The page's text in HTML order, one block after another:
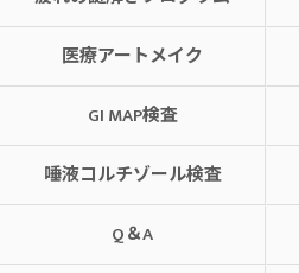
医療アートメイク
GI MAP検査
唾液コルチゾール検査
Q＆A